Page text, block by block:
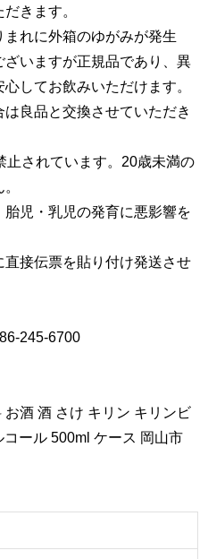
きます。
れに外箱のゆがみが発生
いますが正規品であり、異
してお飲みいただけます。
良品と交換させていただき
されています。20歳未満の
児・乳児の発育に悪影響を
接伝票を貼り付け発送させ
245-6700
酒 酒 さけ キリン キリンビ
ール 500ml ケース 岡山市